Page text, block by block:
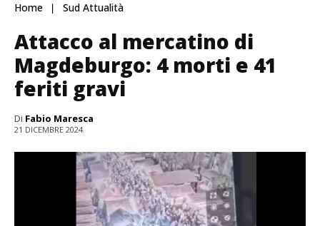
Home Sud Attualità
Attacco al mercatino di
Magdeburgo: 4 morti e 41
feriti gravi
Di Fabio Maresca
21 DICEMBRE 2024